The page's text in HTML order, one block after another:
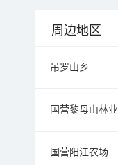
周边地区
吊罗山乡
国营阳江农场